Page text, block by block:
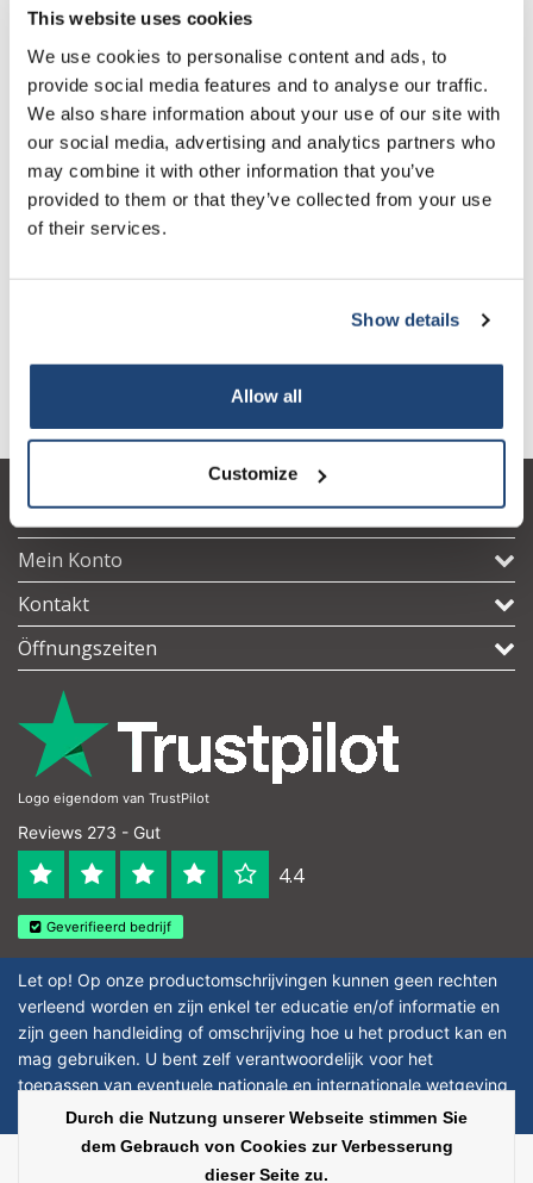
This website uses cookies
We use cookies to personalise content and ads, to
provide social media features and to analyse our traffic.
We also share information about your use of our site with
our social media, advertising and analytics partners who
may combine it with other information that you’ve
provided to them or that they’ve collected from your use
of their services.
Show details
Allow all
Customize
Informationen
Ergänzende Produkte
Entsorgungsbeutel PP, 50 Entsorgungsbeutel PP,
extra stark 100 μm
Kundendienst
Mein Konto
Kontakt
Öffnungszeiten
Logo eigendom van TrustPilot
Reviews 273 - Gut
4.4
Geverifieerd bedrijf
Let op! Op onze productomschrijvingen kunnen geen rechten
verleend worden en zijn enkel ter educatie en/of informatie en
zijn geen handleiding of omschrijving hoe u het product kan en
mag gebruiken. U bent zelf verantwoordelijk voor het
toepassen van eventuele nationale en internationale wetgeving
omtrent het gebruik van chemicaliën.
Durch die Nutzung unserer Webseite stimmen Sie
dem Gebrauch von Cookies zur Verbesserung
dieser Seite zu.